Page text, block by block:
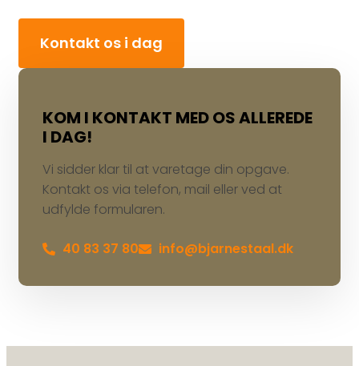
Kontakt os i dag
KOM I KONTAKT MED OS ALLEREDE
I DAG!
Vi sidder klar til at varetage din opgave.
Kontakt os via telefon, mail eller ved at
udfylde formularen.
40 83 37 80 info@bjarnestaal.dk